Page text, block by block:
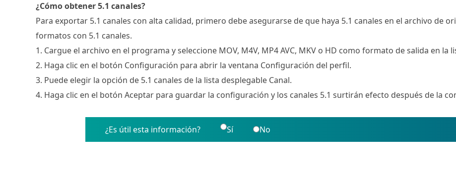
¿Cómo obtener 5.1 canales?
Para exportar 5.1 canales con alta calidad, primero debe asegurarse de que haya 5.1 canales en el archivo de
formatos con 5.1 canales.
1. Cargue el archivo en el programa y seleccione MOV, M4V, MP4 AVC, MKV o HD como formato de salida en la
2. Haga clic en el botón Configuración para abrir la ventana Configuración del perfil.
3. Puede elegir la opción de 5.1 canales de la lista desplegable Canal.
4. Haga clic en el botón Aceptar para guardar la configuración y los canales 5.1 surtirán efecto después de la
¿Es útil esta información? Sí No